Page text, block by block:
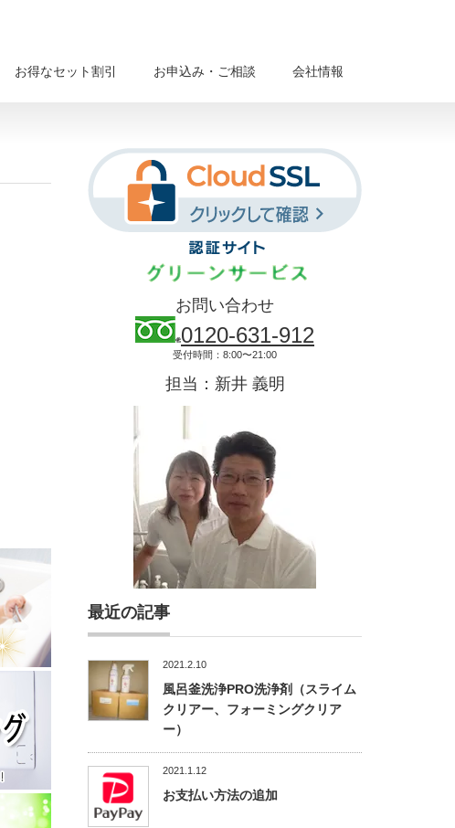
お得なセット割引 お申込み・ご相談 会社情報
お問い合わせ
0120-631-912
受付時間：8:00〜21:00
担当：新井 義明
最近の記事
2021.2.10
風呂釜洗浄PRO洗浄剤（スライム
クリアー、フォーミングクリア
ー）
2021.1.12
お支払い方法の追加